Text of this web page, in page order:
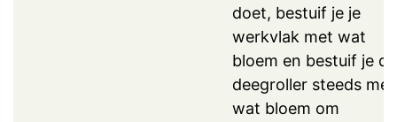
doet, bestuif je je
werkvlak met wat
bloem en bestuif je de
deegroller steeds met
wat bloem om